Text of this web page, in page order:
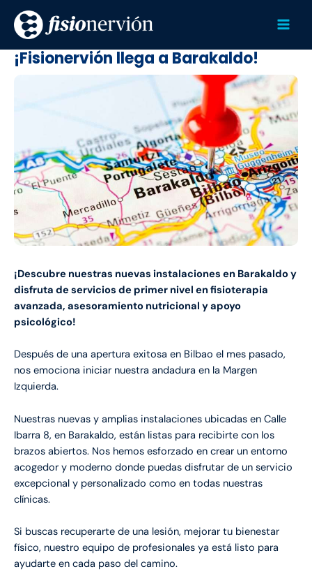
contenido
¡Fisionervión llega a Barakaldo!
¡Descubre nuestras nuevas instalaciones en Barakaldo y
disfruta de servicios de primer nivel en fisioterapia
avanzada, asesoramiento nutricional y apoyo
psicológico!
Después de una apertura exitosa en Bilbao el mes pasado,
nos emociona iniciar nuestra andadura en la Margen
Izquierda.
Nuestras nuevas y amplias instalaciones ubicadas en Calle
Ibarra 8, en Barakaldo, están listas para recibirte con los
brazos abiertos. Nos hemos esforzado en crear un entorno
acogedor y moderno donde puedas disfrutar de un servicio
excepcional y personalizado como en todas nuestras
clínicas.
Si buscas recuperarte de una lesión, mejorar tu bienestar
físico, nuestro equipo de profesionales ya está listo para
ayudarte en cada paso del camino.